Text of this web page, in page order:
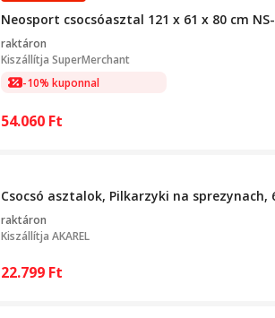
Neosport csocsóasztal 121 x 61 x 80 cm
raktáron
Kiszállítja SuperMerchant
-10% kuponnal
54.060 Ft
Csocsó asztalok, Pilkarzyki na
raktáron
Kiszállítja AKAREL
22.799 Ft